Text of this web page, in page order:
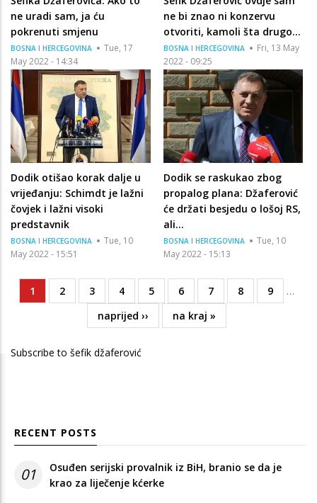
ne uradi sam, ja ću
pokrenuti smjenu
BOSNA I HERCEGOVINA
Tue, 17
May 2022 - 14:34
ne bi znao ni konzervu
otvoriti, kamoli šta drugo…
BOSNA I HERCEGOVINA
Fri, 13 May
2022 - 09:25
Dodik otišao korak dalje u
vrijeđanju: Schimdt je lažni
čovjek i lažni visoki
predstavnik
BOSNA I HERCEGOVINA
Tue, 10
May 2022 - 15:51
Dodik se raskukao zbog
propalog plana: Džaferović
će držati besjedu o lošoj RS,
ali...
BOSNA I HERCEGOVINA
Tue, 10
May 2022 - 15:13
Pagination
Current
page
1 Page
2 Page
3 Page
4 Page
5 Page
6 Page
7 Page
8 Page
9
…
Next
page
naprijed ››
Last
page
na kraj »
Subscribe to šefik džaferović
RECENT POSTS
01
Osuđen serijski provalnik iz BiH, branio se da je
krao za liječenje kćerke